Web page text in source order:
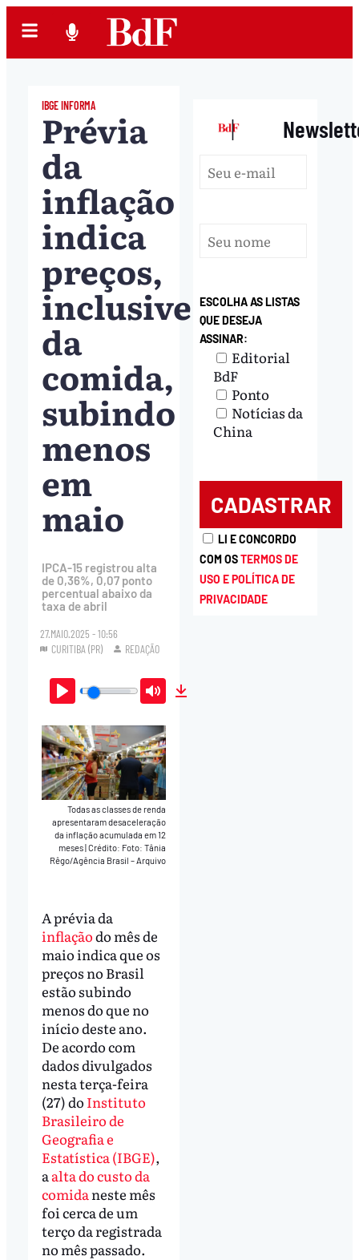
IBGE INFORMA
Prévia
da
inflação
indica
preços,
inclusive
da
comida,
subindo
menos
em
maio
IPCA-15 registrou alta
de 0,36%, 0,07 ponto
percentual abaixo da
taxa de abril
27.MAIO.2025 - 10:56
CURITIBA (PR)
REDAÇÃO
Play Mute
Todas as classes de renda
apresentaram desaceleração
da inflação acumulada em 12
meses|Crédito: Foto: Tânia
Rêgo/Agência Brasil – Arquivo
A prévia da
inflaçãodo mês de
maio indica que os
preços no Brasil
estão subindo
menos do que no
início deste ano.
De acordo com
dados divulgados
nesta terça-feira
(27) do Instituto
Brasileiro de
Geografia e
Estatística (IBGE),
a alta do custo da
comida neste mês
foi cerca de um
terço da registrada
no mês passado.
|
ESCOLHA AS LISTAS
QUE DESEJA
ASSINAR:
Editorial
BdF
Ponto
Notícias da
China
LI E CONCORDO
COM OSTERMOS DE
USO E POLÍTICA DE
PRIVACIDADE